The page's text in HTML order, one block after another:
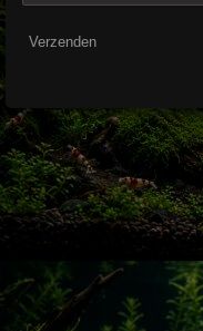
Verzenden